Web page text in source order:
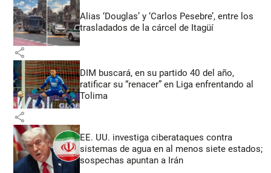
Alias ‘Douglas’ y ‘Carlos Pesebre’, entre los
trasladados de la cárcel de Itagüí
share
DIM buscará, en su partido 40 del año,
ratificar su “renacer” en Liga enfrentando al
Tolima
share
EE. UU. investiga ciberataques contra
sistemas de agua en al menos siete estados;
sospechas apuntan a Irán